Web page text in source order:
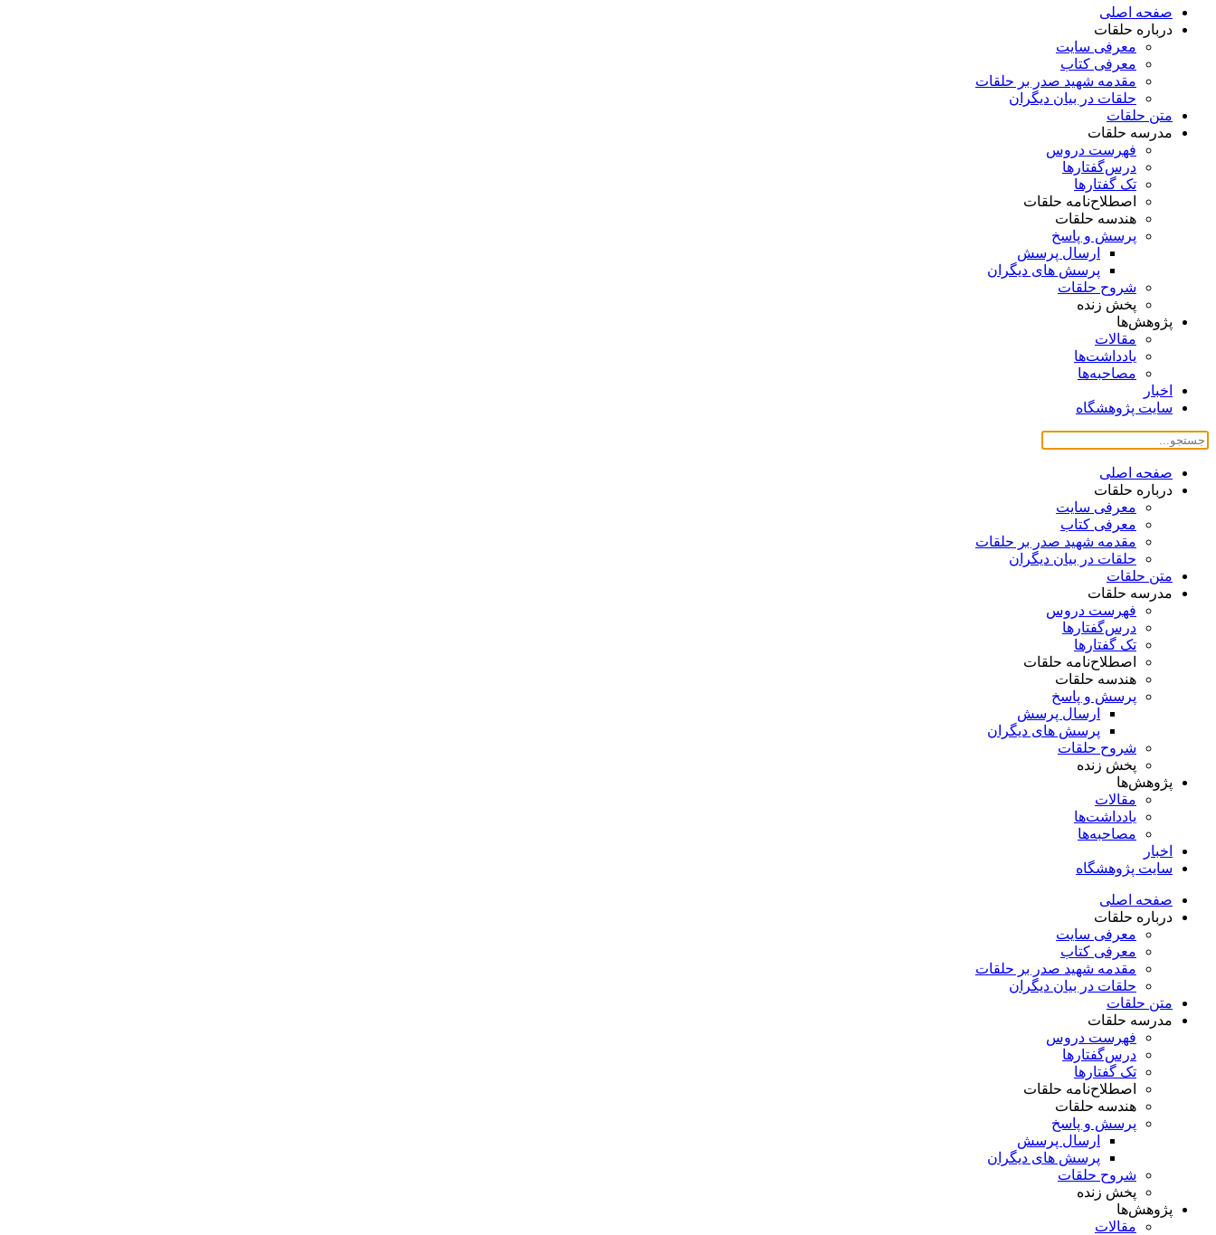
صفحه اصلی
درباره حلقات
معرفی سایت
معرفی کتاب
مقدمه شهید صدر بر حلقات
حلقات در بیان دیگران
متن حلقات
مدرسه حلقات
فهرست دروس
درس‌گفتار‌ها
تک گفتارها
اصطلاح‌نامه حلقات
هندسه حلقات
پرسش و پاسخ
ارسال پرسش
پرسش های دیگران
شروح حلقات
پخش زنده
پژوهش‌ها
مقالات
یادداشت‌ها
مصاحبه‌ها
اخبار
سایت پژوهشگاه
صفحه اصلی
درباره حلقات
معرفی سایت
معرفی کتاب
مقدمه شهید صدر بر حلقات
حلقات در بیان دیگران
متن حلقات
مدرسه حلقات
فهرست دروس
درس‌گفتار‌ها
تک گفتارها
اصطلاح‌نامه حلقات
هندسه حلقات
پرسش و پاسخ
ارسال پرسش
پرسش های دیگران
شروح حلقات
پخش زنده
پژوهش‌ها
مقالات
یادداشت‌ها
مصاحبه‌ها
اخبار
سایت پژوهشگاه
صفحه اصلی
درباره حلقات
معرفی سایت
معرفی کتاب
مقدمه شهید صدر بر حلقات
حلقات در بیان دیگران
متن حلقات
مدرسه حلقات
فهرست دروس
درس‌گفتار‌ها
تک گفتارها
اصطلاح‌نامه حلقات
هندسه حلقات
پرسش و پاسخ
ارسال پرسش
پرسش های دیگران
شروح حلقات
پخش زنده
پژوهش‌ها
مقالات